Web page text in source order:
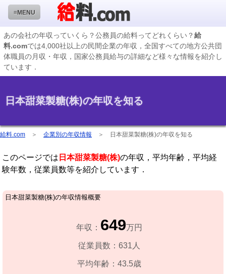
≡MENU
企業検索
年収ランキング
国家公務員編
地方公務員給料検索
収録企業データの状況
あの会社の年収っていくら？公務員の給料ってどれくらい？給
料.comでは4,000社以上の民間企業の年収，全国すべての地方公共団
体職員の月収・年収，国家公務員給与の詳細など様々な情報を紹介し
ています．
日本甜菜製糖(株)の年収を知る
給料.com ＞ 企業別の年収情報 ＞ 日本甜菜製糖(株)の年収を知る
このページでは 日本甜菜製糖(株)の年収，平均年齢，平均経
験年数，従業員数等を紹介しています．
日本甜菜製糖(株)の年収情報概要
年収： 649万円
従業員数：631人
平均年齢：43.5歳